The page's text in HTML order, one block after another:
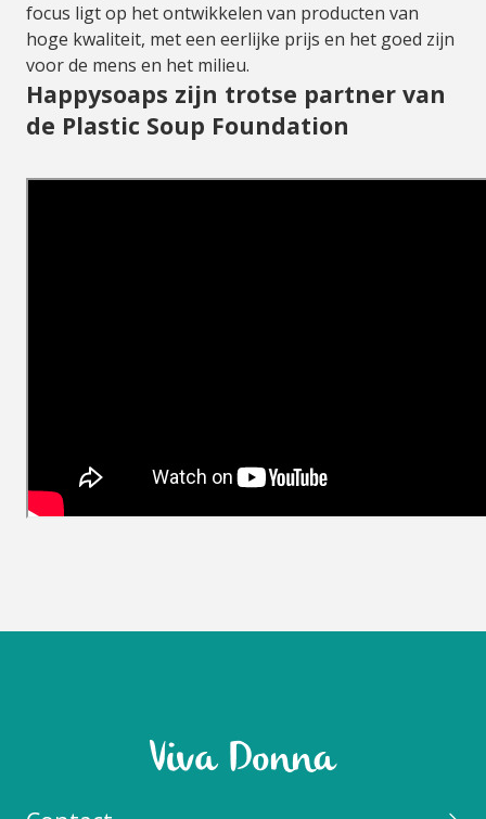
focus ligt op het ontwikkelen van producten van
hoge kwaliteit, met een eerlijke prijs en het goed zijn
voor de mens en het milieu.
Happysoaps zijn trotse partner van
de Plastic Soup Foundation